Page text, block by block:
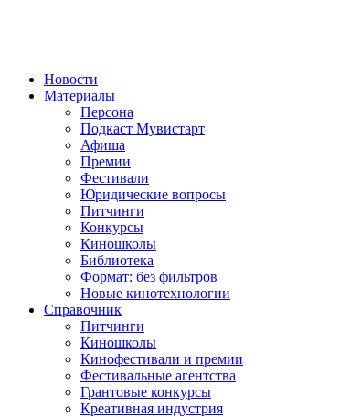
Новости
Материалы
Персона
Подкаст Мувистарт
Афиша
Премии
Фестивали
Юридические вопросы
Питчинги
Конкурсы
Киношколы
Библиотека
Формат: без фильтров
Новые кинотехнологии
Справочник
Питчинги
Киношколы
Кинофестивали и премии
Фестивальные агентства
Грантовые конкурсы
Креативная индустрия